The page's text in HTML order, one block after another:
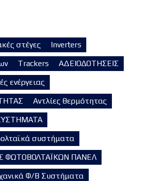
στέγες
Inverters
Trackers
ΑΔΕΙΟΔΟΤΗΣΕΙΣ
ενέργειας
Αντλίες θερμότητας
συστήματα
ΦΩΤΟΒΟΛΤΑΪΚΩΝ ΠΑΝΕΛ
Φ/Β Συστήματα